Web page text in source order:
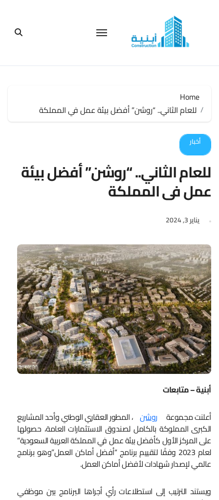
Home
للعام الثاني.. “روشن” أفضل بيئة عمل في المملكة
أخبار
للعام الثاني.. “روشن” أفضل بيئة
عمل في المملكة
يناير 3, 2024
أبنية – متابعات
أعلنت مجموعة
روشن ، المطور العقاري الوطني وأحد المشاريع
الكبرى المملوكة بالكامل لصندوق الاستثمارات العامة، حصولها
على المركز الأول كأفضل بيئة عمل في المملكة العربية السعودية”
لعام 2023 وفقًا لتقييم برنامج “أفضل أماكن العمل”وهو برنامج
عالمي لإصدار شهادات لأفضل أماكن العمل.
ويستند الترتيب إلى استطلاعات رأي أجراها البرنامج بين موظفي